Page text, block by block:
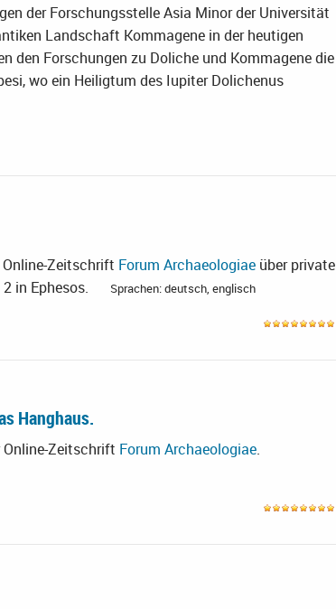
der Forschungsstelle Asia Minor der Universität
Landschaft Kommagene in der heutigen
den Forschungen zu Doliche und Kommagene die
wo ein Heiligtum des Iupiter Dolichenus
Zeitschrift Forum Archaeologiae über private
in Ephesos.
Sprachen: deutsch, englisch
Hanghaus.
Zeitschrift Forum Archaeologiae.